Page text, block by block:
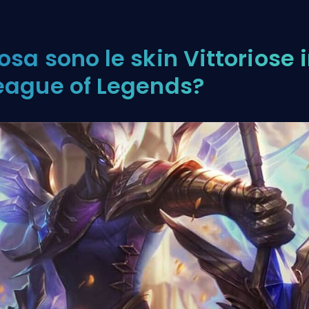
sono le skin Vittoriose
of Legends?